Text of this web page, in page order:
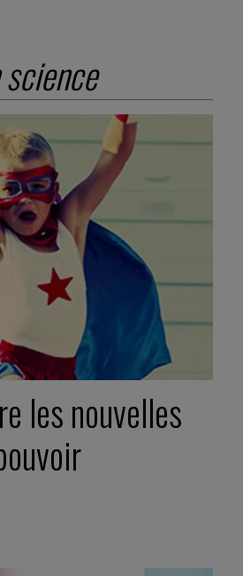
les nouvelles